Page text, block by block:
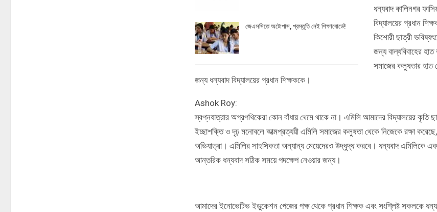
জেএসসিতে অটোপাস, প্রস্তুতি নেই শিক্ষাবোর্ডে!
ধন্যবাদ কালিনগর
বিদ্যালয়ের প্রধান
কিশোরী ছাত্রী
জন্য বাল্যবিবাহের
সমাজের কলুষতার হাত
জন্য ধন্যবাদ বিদ্যালয়ের প্রধান শিক্ষককে।
Ashok Roy:
স্বপ্নযাত্রার অগ্রপথিকেরা কোন বাঁধায় থেমে থাকে না। এমিলি আমাদের বিদ্যালয়ের কৃতি
ইচ্ছাশক্তি ও দৃঢ় মনোবলে আত্মপ্রত্যয়ী এমিলি সমাজের কলুষতা থেকে নিজেকে রক্ষা
অভিযাত্রা। এমিলির সাহসিকতা অন্যান্য মেয়েদেরও উদ্ধুদ্ধ করবে। ধন্যবাদ এমিলিকে
আন্তরিক ধন্যবাদ সঠিক সময়ে পদক্ষেপ নেওয়ার জন্য।
আমাদের ইনোভেটিভ ইডুকেশন পেজের পক্ষ থেকে প্রধান শিক্ষক এবং সংশ্লিষ্ট সকলকে